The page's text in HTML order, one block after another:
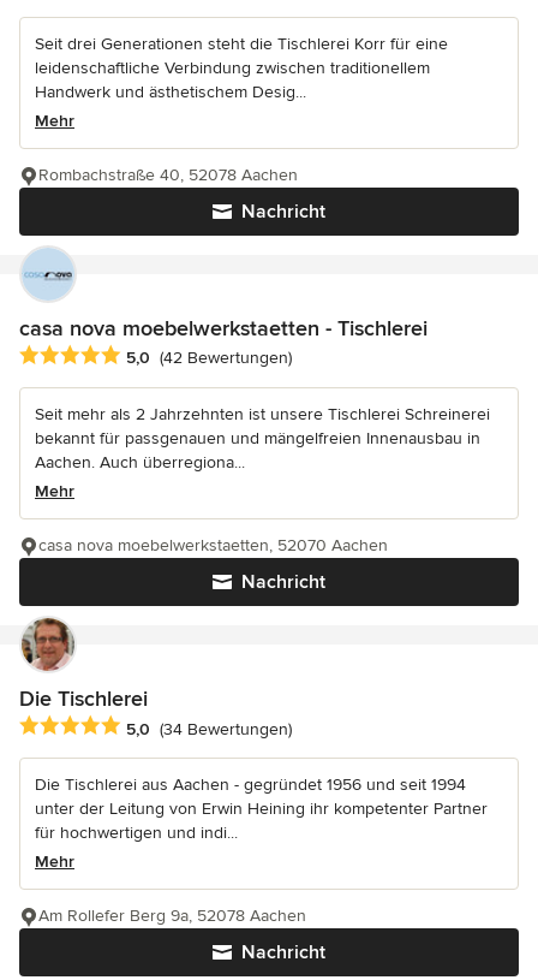
Seit drei Generationen steht die Tischlerei Korr für eine
leidenschaftliche Verbindung zwischen traditionellem
Handwerk und ästhetischem Desig...
Mehr
Nachricht
Rombachstraße 40, 52078 Aachen
casa nova moebelwerkstaetten - Tischlerei
Durchschnittliche Bewertung: 5 von 5 Sternen
5,0 (42 Bewertungen)
Seit mehr als 2 Jahrzehnten ist unsere Tischlerei Schreinerei
bekannt für passgenauen und mängelfreien Innenausbau in
Aachen. Auch überregiona...
Mehr
Nachricht
casa nova moebelwerkstaetten, 52070 Aachen
Die Tischlerei
Durchschnittliche Bewertung: 5 von 5 Sternen
5,0 (34 Bewertungen)
Die Tischlerei aus Aachen - gegründet 1956 und seit 1994
unter der Leitung von Erwin Heining ihr kompetenter Partner
für hochwertigen und indi...
Mehr
Nachricht
Am Rollefer Berg 9a, 52078 Aachen